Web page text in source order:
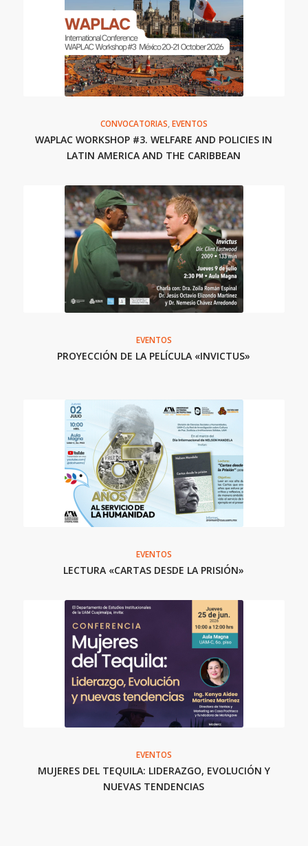
CONVOCATORIAS EVENTOS
WAPLAC WORKSHOP #3. WELFARE AND POLICIES IN
LATIN AMERICA AND THE CARIBBEAN
EVENTOS
PROYECCIÓN DE LA PELÍCULA «INVICTUS»
EVENTOS
LECTURA «CARTAS DESDE LA PRISIÓN»
EVENTOS
MUJERES DEL TEQUILA: LIDERAZGO, EVOLUCIÓN Y
NUEVAS TENDENCIAS